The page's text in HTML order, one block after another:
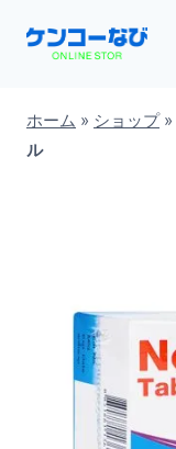
ホーム » ショップ»
ル